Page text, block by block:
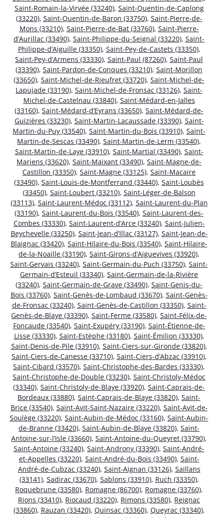
Saint-Romain-la-Virvée (33240), Saint-Quentin-de-Caplong
(33220), Saint-Quentin-de-Baron (33750), Saint-Pierre-de-
Mons (33210), Saint-Pierre-de-Bat (33760), Saint-Pierre-
d’Aurillac (33490), Saint-Philippe-du-Seignal (33220), Saint-
Philippe-d’Aiguille (33350), Saint-Pey-de-Castets (33350),
Saint-Pey-d’Armens (33330), Saint-Paul (87260), Saint-Paul
(33390), Saint-Pardon-de-Conques (33210), Saint-Morillon
(33650), Saint-Michel-de-Rieufret (33720), Saint-Michel-de-
Lapujade (33190), Saint-Michel-de-Fronsac (33126), Saint-
Michel-de-Castelnau (33840), Saint-Médard-en-Jalles
(33160), Saint-Médard-d’Eyrans (33650), Saint-Médard-de-
Guizières (33230), Saint-Martin-Lacaussade (33390), Saint-
Martin-du-Puy (33540), Saint-Martin-du-Bois (33910), Saint-
Martin-de-Sescas (33490), Saint-Martin-de-Lerm (33540),
Saint-Martin-de-Laye (33910), Saint-Martial (33490), Saint-
Mariens (33620), Saint-Maixant (33490), Saint-Magne-de-
Castillon (33350), Saint-Magne (33125), Saint-Macaire
(33490), Saint-Louis-de-Montferrand (33440), Saint-Loubès
(33450), Saint-Loubert (33210), Saint-Léger-de-Balson
(33113), Saint-Laurent-Médoc (33112), Saint-Laurent-du-Plan
(33190), Saint-Laurent-du-Bois (33540), Saint-Laurent-des-
Combes (33330), Saint-Laurent-d’Arce (33240), Saint-Julien-
Beychevelle (33250), Saint-Jean-d’Illac (33127), Saint-Jean-de-
Blaignac (33420), Saint-Hilaire-du-Bois (33540), Saint-Hilaire-
de-la-Noaille (33190), Saint-Girons-d’Aiguevives (33920),
Saint-Gervais (33240), Saint-Germain-du-Puch (33750), Saint-
Germain-d’Esteuil (33340), Saint-Germain-de-la-Rivière
(33240), Saint-Germain-de-Grave (33490), Saint-Genis-du-
Bois (33760), Saint-Genès-de-Lombaud (33670), Saint-Genès-
de-Fronsac (33240), Saint-Genès-de-Castillon (33350), Saint-
Genès-de-Blaye (33390), Saint-Ferme (33580), Saint-Félix-de-
Foncaude (33540), Saint-Exupéry (33190), Saint-Étienne-de-
Lisse (33330), Saint-Estèphe (33180), Saint-Émilion (33330),
Saint-Denis-de-Pile (33910), Saint-Ciers-sur-Gironde (33820),
Saint-Ciers-de-Canesse (33710), Saint-Ciers-d’Abzac (33910),
Saint-Cibard (33570), Saint-Christophe-des-Bardes (33330),
Saint-Christophe-de-Double (33230), Saint-Christoly-Médoc
(33340), Saint-Christoly-de-Blaye (33920), Saint-Caprais-de-
Bordeaux (33880), Saint-Caprais-de-Blaye (33820), Saint-
Brice (33540), Saint-Avit-Saint-Nazaire (33220), Saint-Avit-de-
Soulège (33220), Saint-Aubin-de-Médoc (33160), Saint-Aubin-
de-Branne (33420), Saint-Aubin-de-Blaye (33820), Saint-
Antoine-sur-l’Isle (33660), Saint-Antoine-du-Queyret (33790),
Saint-Antoine (33240), Saint-Androny (33390), Saint-André-
et-Appelles (33220), Saint-André-du-Bois (33490), Saint-
André-de-Cubzac (33240), Saint-Aignan (33126), Saillans
(33141), Sadirac (33670), Sablons (33910), Ruch (33350),
Roquebrune (33580), Romagne (86700), Romagne (33760),
Rions (33410), Riocaud (33220), Rimons (33580), Reignac
(33860), Rauzan (33420), Quinsac (33360), Queyrac (33340),